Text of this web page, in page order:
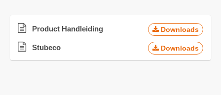
Product Handleiding Downloads
Stubeco Downloads